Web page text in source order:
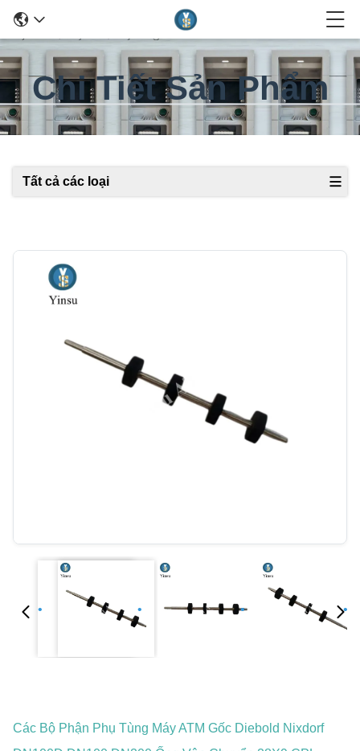
Chi Tiết Sản Phẩm
Tất cả các loại
Các Bộ Phận Phụ Tùng Máy ATM Gốc Diebold Nixdorf